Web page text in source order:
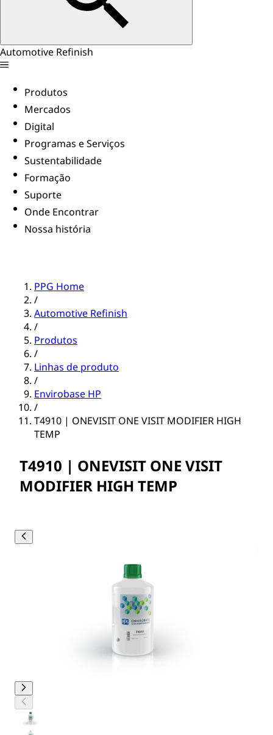
Automotive Refinish
Produtos
Mercados
Digital
Programas e Serviços
Sustentabilidade
Formação
Suporte
Onde Encontrar
Nossa história
PPG Home
/
Automotive Refinish
/
Produtos
/
Linhas de produto
/
Envirobase HP
/
T4910 | ONEVISIT ONE VISIT MODIFIER HIGH
TEMP
T4910 | ONEVISIT ONE VISIT
MODIFIER HIGH TEMP